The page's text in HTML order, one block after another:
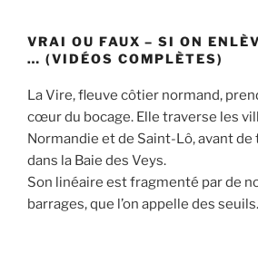
VRAI OU FAUX – SI ON
… (VIDÉOS COMPLÈTES)
La Vire, fleuve côtier normand,
cœur du bocage. Elle traverse les
Normandie et de Saint-Lô, avant
dans la Baie des Veys.
Son linéaire est fragmenté par de
barrages, que l’on appelle des seuils.